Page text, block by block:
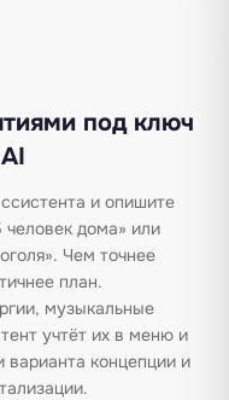
под ключ
и опишите
дома» или
Чем точнее
план.
музыкальные
учтёт их в меню и
концепции и